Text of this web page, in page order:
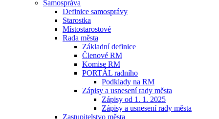
Samospráva
Definice samosprávy
Starostka
Místostarostové
Rada města
Základní definice
Členové RM
Komise RM
PORTÁL radního
Podklady na RM
Zápisy a usnesení rady města
Zápisy od 1. 1. 2025
Zápisy a usnesení rady města
Zastupitelstvo města